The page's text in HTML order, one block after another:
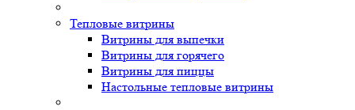
Тепловые витрины
Витрины для выпечки
Витрины для горячего
Витрины для пиццы
Настольные тепловые витрины